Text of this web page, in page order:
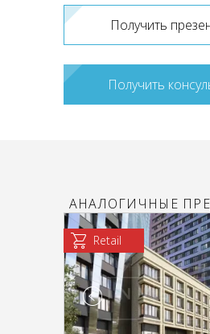
Получить
Получить
АНАЛОГИЧНЫЕ
Retail